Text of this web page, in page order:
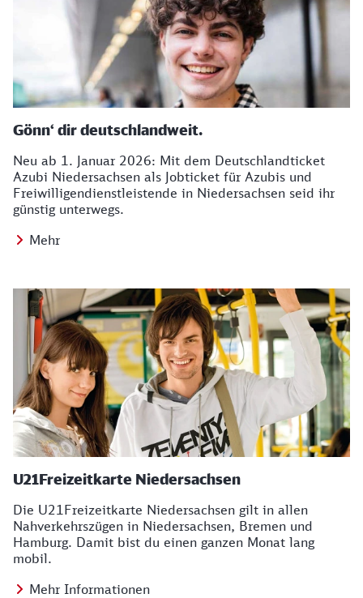
Gönn‘ dir deutschlandweit.
Neu ab 1. Januar 2026: Mit dem Deutschlandticket
Azubi Niedersachsen als Jobticket für Azubis und
Freiwilligendienstleistende in Niedersachsen seid ihr
günstig unterwegs.
Mehr
U21Freizeitkarte Niedersachsen
Die U21Freizeitkarte Niedersachsen gilt in allen
Nahverkehrszügen in Niedersachsen, Bremen und
Hamburg. Damit bist du einen ganzen Monat lang
mobil.
Mehr Informationen